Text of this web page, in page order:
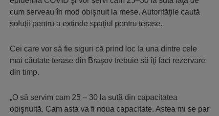
cum serveau în mod obişnuit la mese. Autorităţile caută
soluţii pentru a extinde spaţiul pentru terase.
Cei care vor să fie siguri că prind loc la una dintre cele
mai căutate terase din Braşov trebuie să îţi faci rezervare
din timp.
„O să servim cam 25 – 30 la sută din capacitatea
obişnuită. Cam asta va fi noua capacitate. Astea mi se par